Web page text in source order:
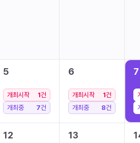
5
개최시작 1건
개최중
7건
6
개최시작 1건
개최중
8건
7
12 13